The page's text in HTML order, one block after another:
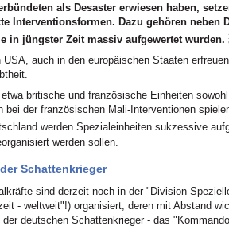
als Desaster erwiesen haben,
Interventionsformen. Dazu gehören neben
in jüngster Zeit massiv aufgewertet wurden.
USA, auch in den europäischen Staaten
britische und französische Einheiten
bei der französischen Mali-Interventionen
werden Spezialeinheiten sukzessive
werden sollen.
Schattenkrieger
sind derzeit noch in der "Division
- weltweit"!) organisiert, deren mit Abstand
deutschen Schattenkrieger - das